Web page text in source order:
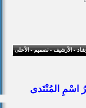
-الأرشيف-تصميم-الأعلى
اسْمِ المُنْتَدى